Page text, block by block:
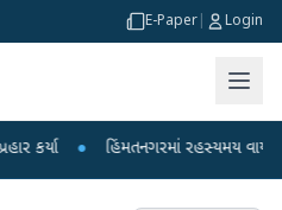
E-Paper Login
● હિંમતનગરમાં રહસ્યમય વાયરસ કે